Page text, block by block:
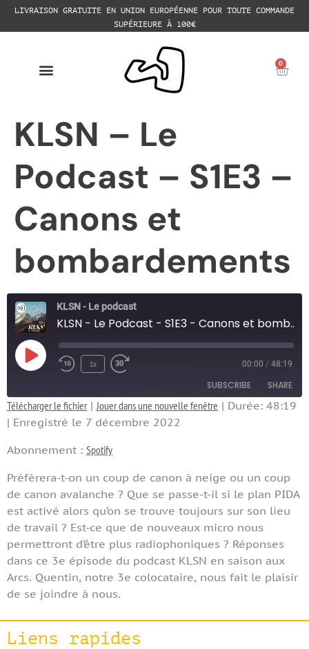
LIVRAISON GRATUITE EN UNION EUROPÉENNE POUR TOUTE COMMANDE
SUPÉRIEURE À 100€
0
KLSN – Le
Podcast – S1E3 –
Canons et
bombardements
KLSN - Le podcast
KLSN - Le Podcast - S1E3 - Canons et bombardements
1x 00:00 / 48:19
SUBSCRIBE SHARE
Spotify
SHARE
EMBED
Télécharger le fichier|Jouer dans une nouvelle fenêtre | Durée: 48:19
| Enregistré le 7 décembre 2022
Abonnement : Spotify
Préfèrera-t-on un coup de canon à neige ou un coup
de canon avalanche ? Que se passe-t-il si le plan PIDA
est activé alors qu’on se trouve toujours sur son lieu
de travail ? Est-ce que de nouveaux micro nous
permettront d’être plus radiophoniques ? Réponses
dans ce 3e épisode du podcast KLSN en saison aux
Arcs. Quentin, notre 3e colocataire, nous fait le plaisir
de se joindre à nous.
Liens rapides